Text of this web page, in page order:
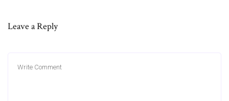
Leave a Reply